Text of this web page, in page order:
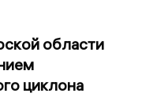
области
циклона